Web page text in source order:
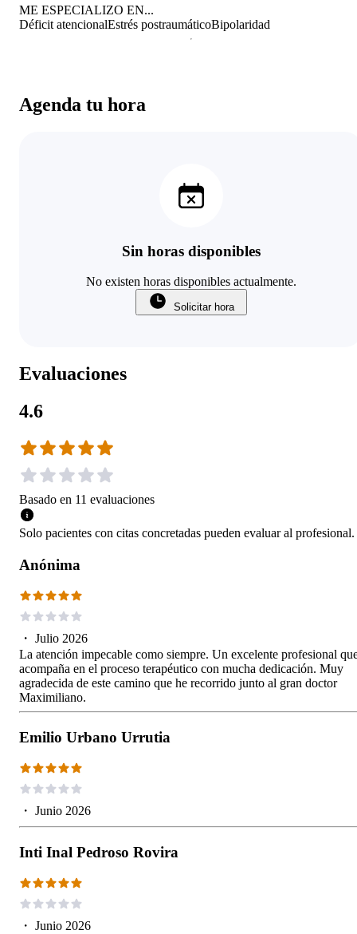
Agenda tu hora
Sin horas disponibles
No existen horas disponibles actualmente.
Solicitar hora
Evaluaciones
4.6
Basado en 11 evaluaciones
Solo pacientes con citas concretadas pueden evaluar al profesional.
Anónima
・ Julio 2026
La atención impecable como siempre. Un excelente profesional
acompaña en el proceso terapéutico con mucha dedicación. Muy
agradecida de este camino que he recorrido junto al gran doctor
Maximiliano.
Emilio Urbano Urrutia
・ Junio 2026
Inti Inal Pedroso Rovira
・ Junio 2026
ME ESPECIALIZO EN...
Déficit atencionalEstrés postraumáticoBipolaridad